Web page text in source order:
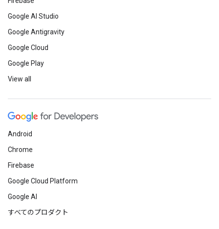
Google AI Studio
Google Antigravity
Google Cloud
Google Play
View all
Android
Chrome
Firebase
Google Cloud Platform
Google AI
すべてのプロダクト